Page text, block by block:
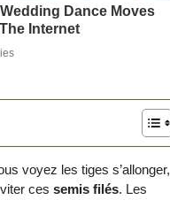
voyez les tiges s’allonger,
ces semis filés. Les